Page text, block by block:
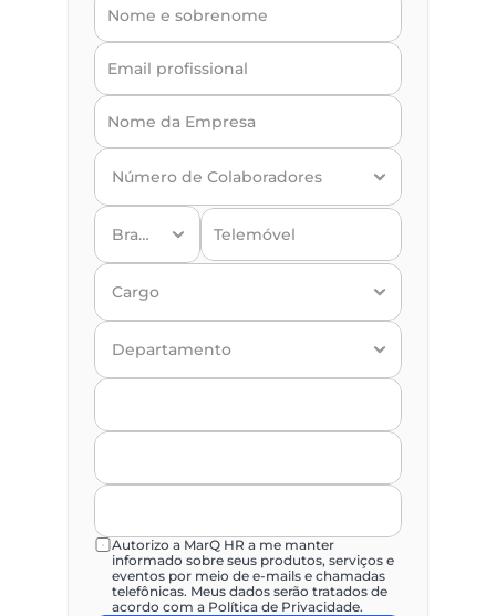
Autorizo a MarQ HR a me manter
informado sobre seus produtos, serviços e
eventos por meio de e-mails e chamadas
telefônicas. Meus dados serão tratados de
acordo com a Política de Privacidade.